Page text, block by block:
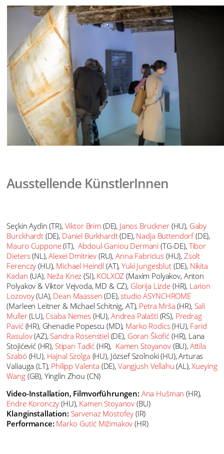
Ausstellende KünstlerInnen
Seçkin Aydin (TR), Viktor Brim (DE), Janos Brückner(HU), Gaby
Burckhardt(DE), Daniel Burkhardt(DE), Nadja Buttendorf(DE),
Mauro Cuppone(IT),Abdoul-Ganiou Dermani (TG-DE), Tibor
Dieters(NL),Alexei Dmitriev (RU),Anna Fabricius(HU), Zsolt
Ferenczy (HU), Michael Heindl (AT),Yuki Jungesblut(DE), Nikita
Kadan (UA), Neža Knez (SI), KOLXOZ (Maxim Polyakov, Anton
Polyakov & Viktor Vejvoda, MD & CZ), Glorija Lizde(HR), Larion
Lozovoy(UA), Dean Maassen (DE),studio ASYNCHROME
(Marleen Leitner & Michael Schitnig, AT), Petra Mrša (HR), Sali
Muller(LU), Csaba Nemes(HU), Andrea Palašti (RS), Predrag
Pavić(HR), Ghenadie Popescu (MD), Marko Rodics(HU), Farid
Rasulov(AZ),Sandra Rosenstiel (DE), Goran Škofić(HR), Lana
Stojićević (HR), Stipan Tadić (HR), Kamen Stoyanov(BU), Attila
Szabó (HU), Hajnal Szolga (HU), József Szolnoki (HU), Arturas
Valiauga (LT), Philipp Valenta (DE), Vangjush Vellahu (AL),Xueying
Wang(GB), Yinglin Zhou (CN)
Video-Installation, Filmvorführungen: Ana Hušman (HR),
Endre Koronczy (HU), Kamen Stoyanov (BU)
Klanginstallation: Sarvenaz Mostofey (IR)
Performance: Marko Gutić Mižimakov (HR)